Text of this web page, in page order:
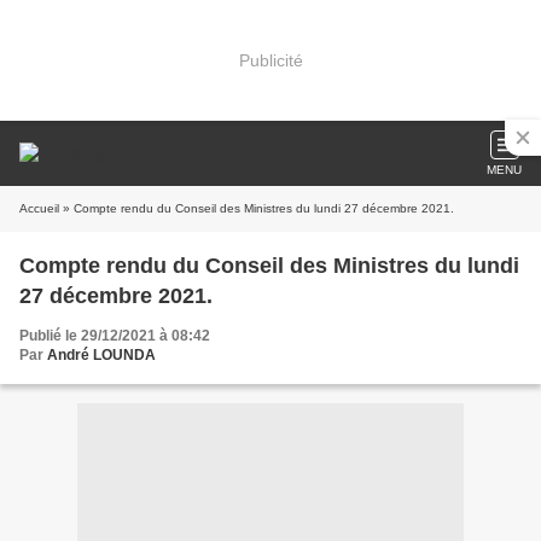
Publicité
MENU
Accueil » Compte rendu du Conseil des Ministres du lundi 27 décembre 2021.
Compte rendu du Conseil des Ministres du lundi
27 décembre 2021.
Publié le 29/12/2021 à 08:42
Par André LOUNDA